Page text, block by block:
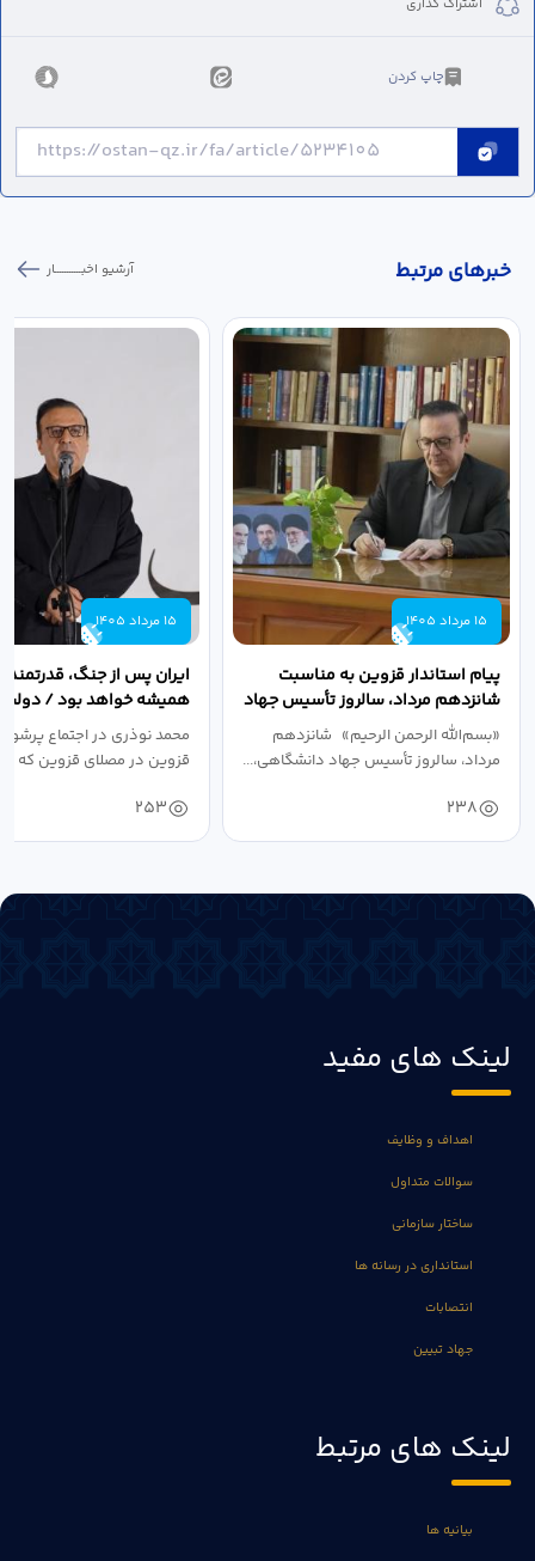
اشتراک گذاری
چاپ کردن
خبر‌های مرتبط آرشیو اخبـــــــــــار
15 مرداد 1405
پیام استاندار قزوین به مناسبت
شانزدهم مرداد، سالروز تأسیس جهاد
دانشگاهی
«بسم‌الله الرحمن الرحیم» شانزدهم
مرداد، سالروز تأسیس جهاد دانشگاهی،...
238
15 مرداد 1405
ایران پس از جنگ،
همیشه خواهد بود / دولت
نبرد اقتصادی،...
محمد نوذری در اجتماع
قزوین در مصلای قزوین که
253
لینک های مفید
اهداف و وظایف
سوالات متداول
ساختار سازمانی
استانداری در رسانه ها
انتصابات
جهاد تبیین
لینک های مرتبط
بیانیه ها